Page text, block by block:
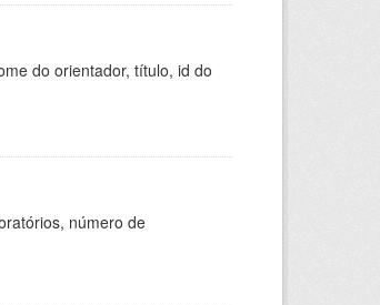
do orientador, título, id do
número de